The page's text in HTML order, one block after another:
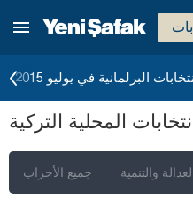
البرلمانية في يوليو 2015
المحلية التركية
جميع الأحزاب والتنمية
أكسراي
أماصيا
أنطاليا
أرداهان
أيدن